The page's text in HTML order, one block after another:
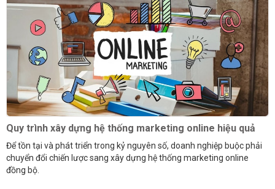
Quy trình xây dựng hệ thống marketing online hiệu quả
Để tồn tại và phát triển trong kỷ nguyên số, doanh nghiệp buộc phải
chuyển đổi chiến lược sang xây dựng hệ thống marketing online
đồng bộ.